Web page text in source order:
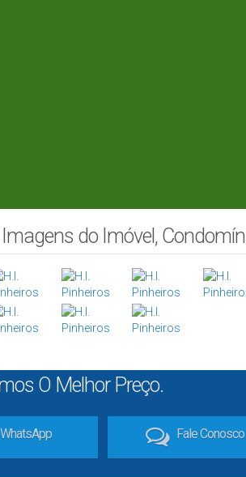
do Imóvel,
O Melhor Preço.
WhatsApp Fale Conosco